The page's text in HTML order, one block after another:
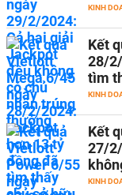
KINH
Kết
28/
tìm
KINH
Kết
27/
KINH